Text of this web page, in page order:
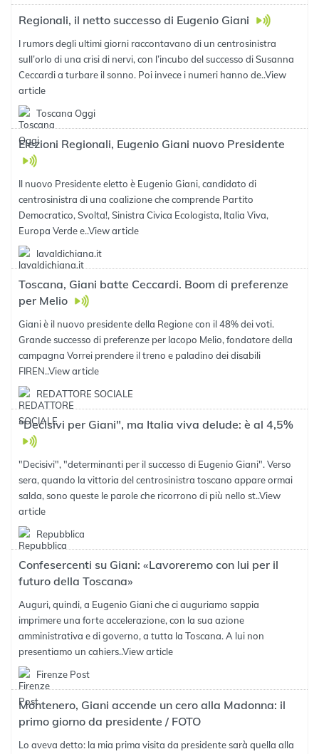
Regionali, il netto successo di Eugenio Giani
I rumors degli ultimi giorni raccontavano di un centrosinistra
sull’orlo di una crisi di nervi, con l’incubo del successo di Susanna
Ceccardi a turbare il sonno. Poi invece i numeri hanno de..View
article
Toscana Oggi
Elezioni Regionali, Eugenio Giani nuovo Presidente
Il nuovo Presidente eletto è Eugenio Giani, candidato di
centrosinistra di una coalizione che comprende Partito
Democratico, Svolta!, Sinistra Civica Ecologista, Italia Viva,
Europa Verde e..View article
lavaldichiana.it
Toscana, Giani batte Ceccardi. Boom di preferenze
per Melio
Giani è il nuovo presidente della Regione con il 48% dei voti.
Grande successo di preferenze per Iacopo Melio, fondatore della
campagna Vorrei prendere il treno e paladino dei disabili
FIREN..View article
REDATTORE SOCIALE
"Decisivi per Giani", ma Italia viva delude: è al 4,5%
"Decisivi", "determinanti per il successo di Eugenio Giani". Verso
sera, quando la vittoria del centrosinistra toscano appare ormai
salda, sono queste le parole che ricorrono di più nello st..View
article
Repubblica
Confesercenti su Giani: «Lavoreremo con lui per il
futuro della Toscana»
Auguri, quindi, a Eugenio Giani che ci auguriamo sappia
imprimere una forte accelerazione, con la sua azione
amministrativa e di governo, a tutta la Toscana. A lui non
presentiamo un cahiers..View article
Firenze Post
Montenero, Giani accende un cero alla Madonna: il
primo giorno da presidente / FOTO
Lo aveva detto: la mia prima visita da presidente sarà quella alla